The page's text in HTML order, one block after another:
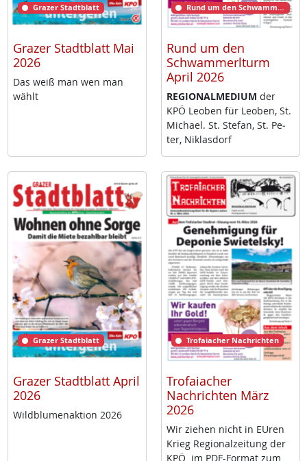
Grazer Stadtblatt
Grazer Stadtblatt Mai
2026
Das weiß man wen man
wählt
Rund um den Schwammerlturm
Rund um den
Schwammerlturm
April 2026
RE­GIO­NAL­ME­DI­UM der
KPÖ Leo­ben für Leo­ben, St.
Mi­cha­el. St. Ste­fan, St. Pe­
ter, Niklas­dorf
Grazer Stadtblatt
Grazer Stadtblatt April
2026
Wild­blu­men­ak­ti­on 2026
Trofaiacher Nachrichten
Trofaiacher
Nachrichten März
2026
Wir zie­hen nicht in EU­ren
Krieg Re­gio­nal­zei­tung der
KPÖ im PDF-For­mat zum